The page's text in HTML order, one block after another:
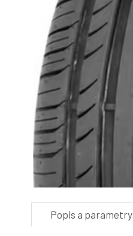
Popis a parametry